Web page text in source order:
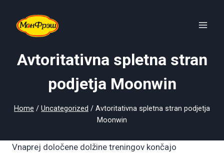
content
Avtoritativna spletna stran
podjetja Moonwin
Home / Uncategorized / Avtoritativna spletna stran podjetja
Moonwin
Vnaprej določene dolžine treningov končajo